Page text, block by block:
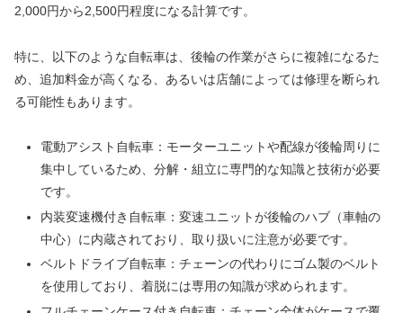
2,000円から2,500円程度になる計算です。
特に、以下のような自転車は、後輪の作業がさらに複雑になるた
め、追加料金が高くなる、あるいは店舗によっては修理を断られ
る可能性もあります。
電動アシスト自転車：モーターユニットや配線が後輪周りに
集中しているため、分解・組立に専門的な知識と技術が必要
です。
内装変速機付き自転車：変速ユニットが後輪のハブ（車軸の
中心）に内蔵されており、取り扱いに注意が必要です。
ベルトドライブ自転車：チェーンの代わりにゴム製のベルト
を使用しており、着脱には専用の知識が求められます。